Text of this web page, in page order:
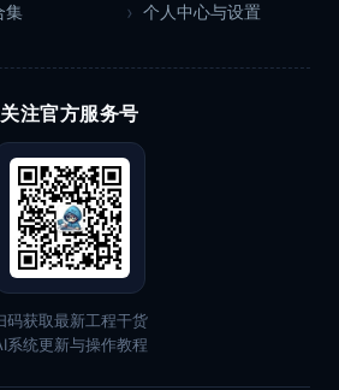
集
个人中心与设置
关注官方服务号
码获取最新工程干货
系统更新与操作教程